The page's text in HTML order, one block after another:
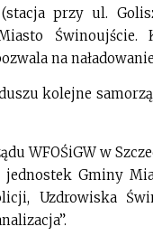
przy ul.
na
kolejne
WFOŚiGW w
Gminy
Uzdrowiska